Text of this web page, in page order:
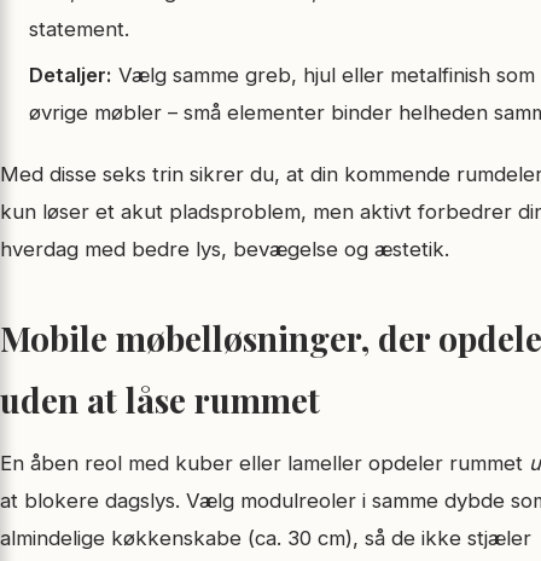
statement.
Detaljer: Vælg samme greb, hjul eller metalfinish som
øvrige møbler – små elementer binder helheden
Med disse seks trin sikrer du, at din kommende
kun løser et akut pladsproblem, men aktivt forbedrer
hverdag med bedre lys, bevægelse og æstetik.
Mobile møbelløsninger, der
uden at låse rummet
En åben reol med kuber eller lameller opdeler rummet
at blokere dagslys. Vælg modulreoler i samme dybde
almindelige køkkenskabe (ca. 30 cm), så de ikke stjæler